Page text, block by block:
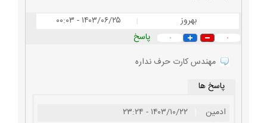
بهروز
| ۱۴۰۳/۰۶/۲۵ - ۰۰:۰۳
۰ ۰
پاسخ
مهندس کارت حرف نداره
پاسخ ها
ادمین
۱۴۰۳/۱۰/۲۲ - ۲۳:۲۴